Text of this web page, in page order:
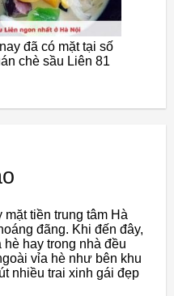
đã có mặt tại số
chè sầu Liên 81
mặt tiền trung tâm Hà
đãng. Khi đến đây,
hay trong nhà đều
vỉa hè như bên khu
nhiều trai xinh gái đẹp